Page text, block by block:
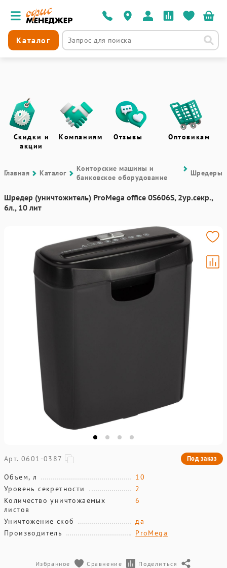
Каталог
Скидки и
акции
Компаниям Отзывы Оптовикам
Главная Каталог
Контоpские машины и
банковское оборудование
Шредеры
Шредер (уничтожитель) ProMega office 0S606S, 2ур.секр.,
6л., 10 лит
Арт. 0601-0387 Под заказ
Объем, л
10
Уровень секретности
2
Количество уничтожаемых
листов
6
Уничтожение скоб
да
Производитель
ProMega
Избранное Сравнение Поделиться